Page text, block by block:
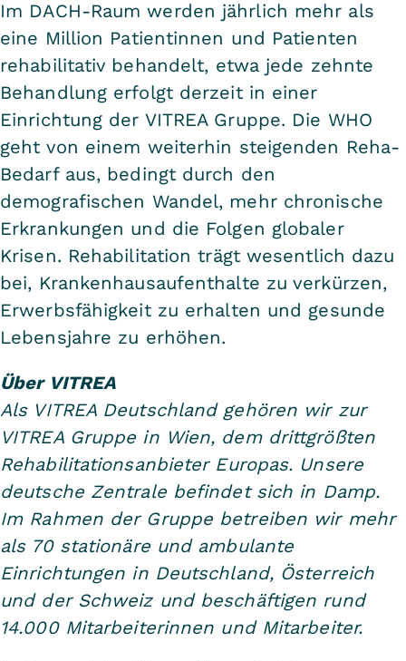
Im DACH-Raum werden jährlich mehr als
eine Million Patientinnen und Patienten
rehabilitativ behandelt, etwa jede zehnte
Behandlung erfolgt derzeit in einer
Einrichtung der VITREA Gruppe. Die WHO
geht von einem weiterhin steigenden Reha-
Bedarf aus, bedingt durch den
demografischen Wandel, mehr chronische
Erkrankungen und die Folgen globaler
Krisen. Rehabilitation trägt wesentlich dazu
bei, Krankenhausaufenthalte zu verkürzen,
Erwerbsfähigkeit zu erhalten und gesunde
Lebensjahre zu erhöhen.
Über VITREA
Als VITREA Deutschland gehören wir zur
VITREA Gruppe in Wien, dem drittgrößten
Rehabilitationsanbieter Europas. Unsere
deutsche Zentrale befindet sich in Damp.
Im Rahmen der Gruppe betreiben wir mehr
als 70 stationäre und ambulante
Einrichtungen in Deutschland, Österreich
und der Schweiz und beschäftigen rund
14.000 Mitarbeiterinnen und Mitarbeiter.